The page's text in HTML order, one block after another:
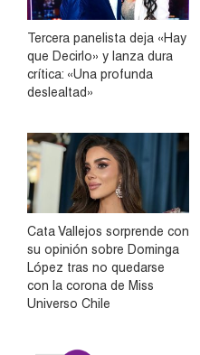
Tercera panelista deja «Hay
que Decirlo» y lanza dura
crítica: «Una profunda
deslealtad»
Cata Vallejos sorprende con
su opinión sobre Dominga
López tras no quedarse
con la corona de Miss
Universo Chile